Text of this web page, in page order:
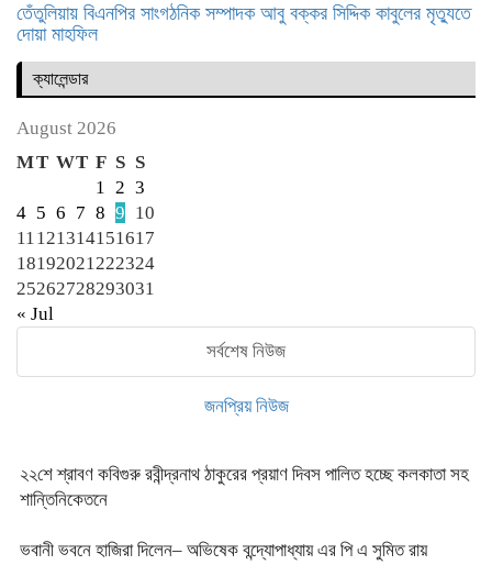
তেঁতুলিয়ায় বিএনপির সাংগঠনিক সম্পাদক আবু বক্কর সিদ্দিক কাবুলের মৃত্যুতে
দোয়া মাহফিল
ক্যালেন্ডার
August 2026
MT WT F S S
1
2 3
4 5 6 7 8 9 10
11 121314151617
18192021 222324
25262728293031
« Jul
সর্বশেষ নিউজ
জনপ্রিয় নিউজ
২২শে শ্রাবণ কবিগুরু রবীন্দ্রনাথ ঠাকুরের প্রয়াণ দিবস পালিত হচ্ছে কলকাতা সহ
শান্তিনিকেতনে
ভবানী ভবনে হাজিরা দিলেন– অভিষেক বন্দ্যোপাধ্যায় এর পি এ সুমিত রায়